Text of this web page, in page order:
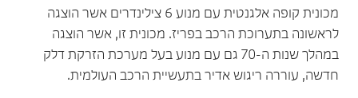
מכונית קופה אלגנטית עם מנוע 6 צילינדרים אשר הוצגה
לראשונה בתערוכת הרכב בפריז. מכונית זו, אשר הוצגה
במהלך שנות ה-70 גם עם מנוע בעל מערכת הזרקת דלק
חדשה, עוררה ריגוש אדיר בתעשיית הרכב העולמית.